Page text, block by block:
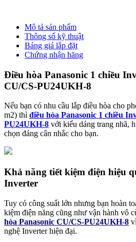
Mô tả sản phẩm
Thông số kỹ thuật
Bảng giá lắp đặt
Chứng nhận hãng
Điều hòa Panasonic 1 chiều
CU/CS-PU24UKH-8
Nếu bạn có nhu cầu lắp điều hòa cho
m2) thì điều hòa Panasonic 1 chiều
PU24UKH-8 với kiểu dáng trang nhã,
chọn đáng cân nhắc cho bạn.
Khả năng tiết kiệm điện hiệu
Inverter
Tuy có công suất lớn nhưng bạn hoàn
kiệm điện năng cũng như vận hành vô
hòa Panasonic CU/CS-PU24UKH-8
nghệ Inverter hiện đại.